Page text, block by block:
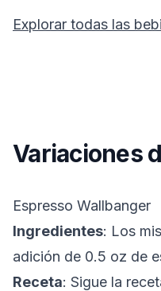
Explorar todas las
Variaciones
Espresso Wallbanger
Ingredientes: Los
adición de 0.5 oz de
Receta: Sigue la